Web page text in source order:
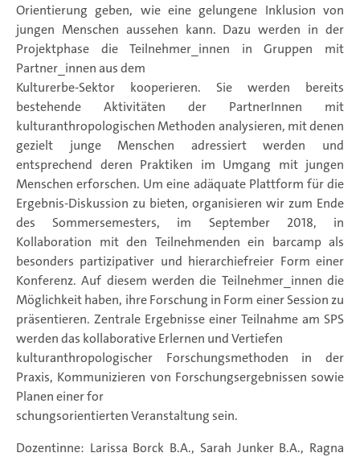
Orientierung geben, wie eine gelungene Inklusion von
jungen Menschen aussehen kann. Dazu werden in der
Projektphase die Teilnehmer_innen in Gruppen mit
Partner_innen aus dem
Kulturerbe-Sektor kooperieren. Sie werden bereits
bestehende Aktivitäten der PartnerInnen mit
kulturanthropologischen Methoden analysieren, mit denen
gezielt junge Menschen adressiert werden und
entsprechend deren Praktiken im Umgang mit jungen
Menschen erforschen. Um eine adäquate Plattform für die
Ergebnis-Diskussion zu bieten, organisieren wir zum Ende
des Sommersemesters, im September 2018, in
Kollaboration mit den Teilnehmenden ein barcamp als
besonders partizipativer und hierarchiefreier Form einer
Konferenz. Auf diesem werden die Teilnehmer_innen die
Möglichkeit haben, ihre Forschung in Form einer Session zu
präsentieren. Zentrale Ergebnisse einer Teilnahme am SPS
werden das kollaborative Erlernen und Vertiefen
kulturanthropologischer Forschungsmethoden in der
Praxis, Kommunizieren von Forschungsergebnissen sowie
Planen einer for
schungsorientierten Veranstaltung sein.
Dozentinne: Larissa Borck B.A., Sarah Junker B.A., Ragna